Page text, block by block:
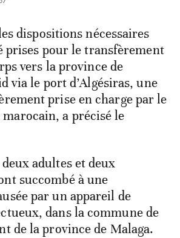
dispositions nécessaires
prises pour le transfèrement
vers la province de
via le port d’Algésiras, une
prise en charge par le
a précisé le
adultes et deux
succombé à une
par un appareil de
dans la commune de
de la province de Malaga.